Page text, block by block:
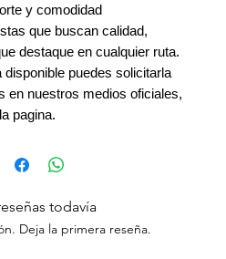
y comodidad
que buscan calidad,
destaque en cualquier ruta.
puedes solicitarla
en nuestros medios oficiales,
pagina.
todavía
Deja la primera reseña.